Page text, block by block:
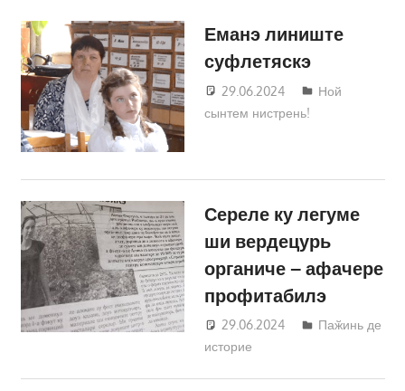
Еманэ линиште
суфлетяскэ
29.06.2024
Татьяна
Трифонова
Ной
сынтем нистрень!
Сереле ку легуме
ши вердецурь
органиче – афачере
профитабилэ
29.06.2024
Татьяна
Паӂинь де
историе